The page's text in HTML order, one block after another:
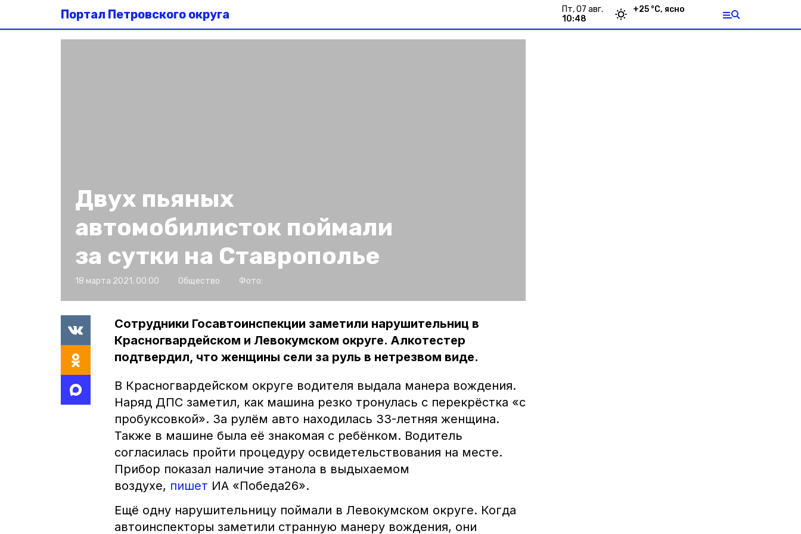
Портал Петровского округа
пт, 07 авг.
10:48
+25 °С, ясно
Двух пьяных
автомобилисток поймали
за сутки на Ставрополье
18 марта 2021, 00:00 Общество Фото:
Сотрудники Госавтоинспекции заметили нарушительниц в
Красногвардейском и Левокумском округе. Алкотестер
подтвердил, что женщины сели за руль в нетрезвом виде.
В Красногвардейском округе водителя выдала манера вождения.
Наряд ДПС заметил, как машина резко тронулась с перекрёстка «с
пробуксовкой». За рулём авто находилась 33-летняя женщина.
Также в машине была её знакомая с ребёнком. Водитель
согласилась пройти процедуру освидетельствования на месте.
Прибор показал наличие этанола в выдыхаемом
воздухе, пишет ИА «Победа26».
Ещё одну нарушительницу поймали в Левокумском округе. Когда
автоинспекторы заметили странную манеру вождения, они